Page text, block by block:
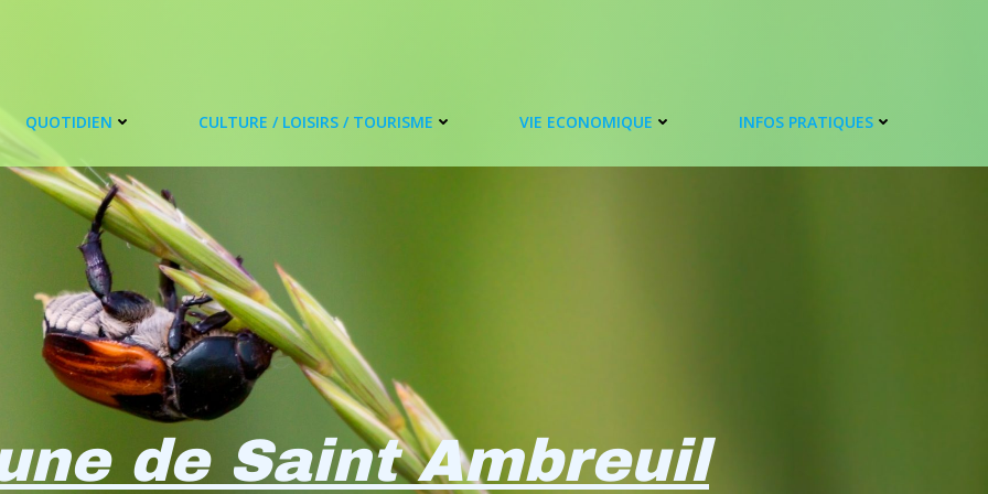
QUOTIDIEN CULTURE / LOISIRS / TOURISME VIE ECONOMIQUE INFOS PRATIQUES
de Saint Ambreuil